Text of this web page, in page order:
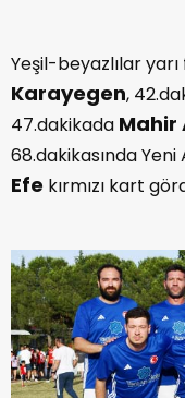
Yeşil-beyazlılar
Karayegen,
47.dakikada Mahir
68.dakikasında
Efe kırmızı kart